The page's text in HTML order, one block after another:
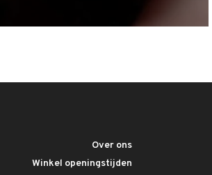
Over ons
Winkel openingstijden